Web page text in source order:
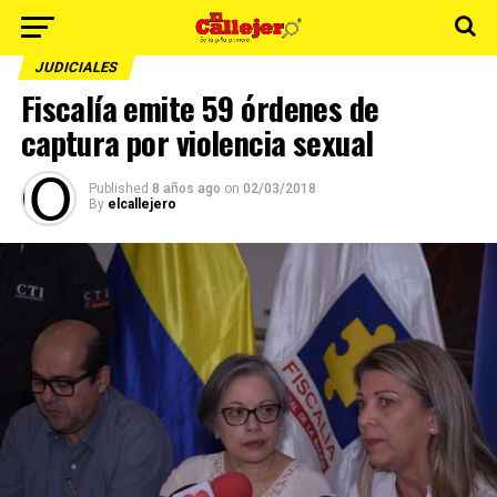
JUDICIALES
Fiscalía emite 59 órdenes de
captura por violencia sexual
Published 8 años ago on 02/03/2018
By elcallejero